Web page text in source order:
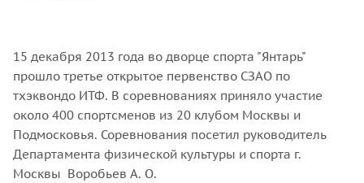
15 декабря 2013 года во дворце спорта "Янтарь"
прошло третье открытое первенство СЗАО по
тхэквондо ИТФ. В соревнованиях приняло участие
около 400 спортсменов из 20 клубом Москвы и
Подмосковья. Соревнования посетил руководитель
Департамента физической культуры и спорта г.
Москвы Воробьев А. О.